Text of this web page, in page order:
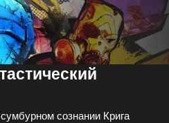
сознании Крига